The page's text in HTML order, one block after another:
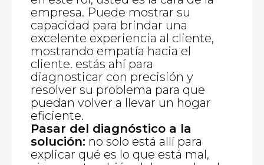
empresa. Puede mostrar su
capacidad para brindar una
excelente experiencia al cliente,
mostrando empatía hacia el
cliente. estás ahí para
diagnosticar con precisión y
resolver su problema para que
puedan volver a llevar un hogar
eficiente.
Pasar del diagnóstico a la
solución: no solo está allí para
explicar qué es lo que está mal,